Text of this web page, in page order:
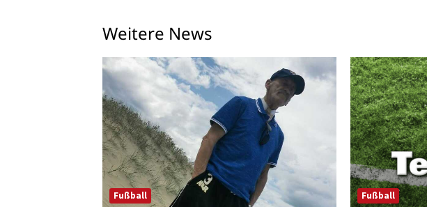
Weitere News
Fußball Fußball